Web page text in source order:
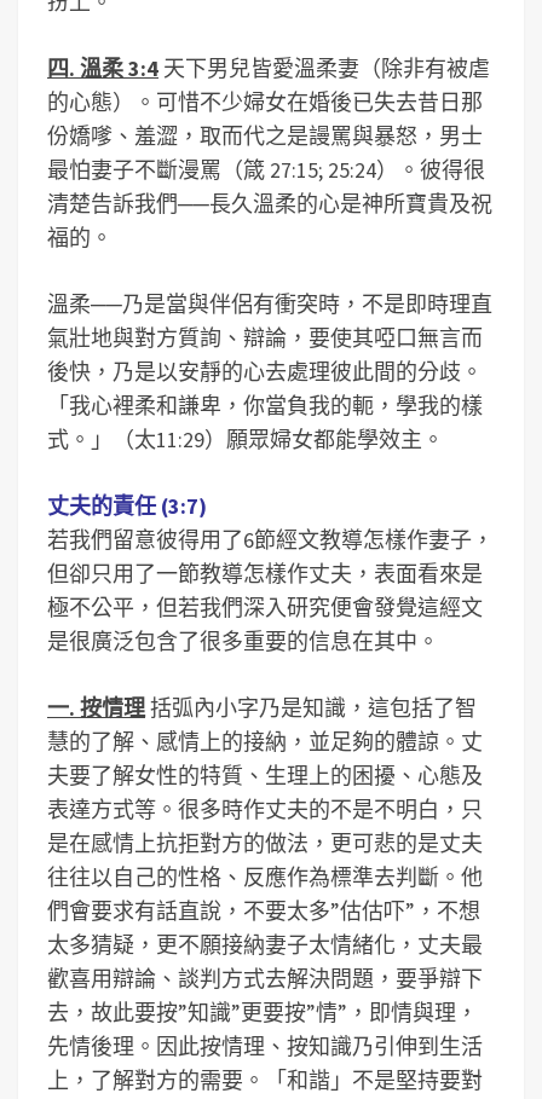
四. 溫柔 3:4 天下男兒皆愛溫柔妻（除非有被虐
的心態）。可惜不少婦女在婚後已失去昔日那
份嬌嗲、羞澀，取而代之是謾罵與暴怒，男士
最怕妻子不斷漫罵（箴 27:15; 25:24）。彼得很
清楚告訴我們──長久溫柔的心是神所寶貴及祝
福的。
溫柔──乃是當與伴侶有衝突時，不是即時理直
氣壯地與對方質詢、辯論，要使其啞口無言而
後快，乃是以安靜的心去處理彼此間的分歧。
「我心裡柔和謙卑，你當負我的軛，學我的樣
式。」（太11:29）願眾婦女都能學效主。
丈夫的責任 (3:7)
若我們留意彼得用了6節經文教導怎樣作妻子，
但卻只用了一節教導怎樣作丈夫，表面看來是
極不公平，但若我們深入研究便會發覺這經文
是很廣泛包含了很多重要的信息在其中。
一. 按情理括弧內小字乃是知識，這包括了智
慧的了解、感情上的接納，並足夠的體諒。丈
夫要了解女性的特質、生理上的困擾、心態及
表達方式等。很多時作丈夫的不是不明白，只
是在感情上抗拒對方的做法，更可悲的是丈夫
往往以自己的性格、反應作為標準去判斷。他
們會要求有話直說，不要太多”估估吓”，不想
太多猜疑，更不願接納妻子太情緒化，丈夫最
歡喜用辯論、談判方式去解決問題，要爭辯下
去，故此要按”知識”更要按”情”，即情與理，
先情後理。因此按情理、按知識乃引伸到生活
上，了解對方的需要。「和諧」不是堅持要對